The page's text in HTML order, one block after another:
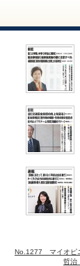
No.1277 マイオピ
哲治